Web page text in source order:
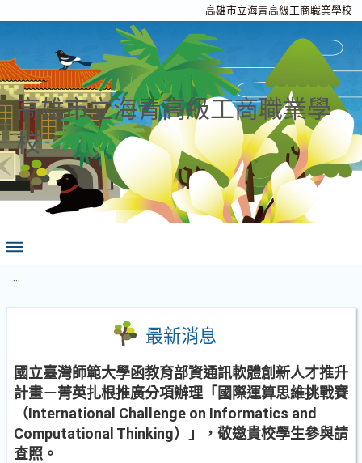
高雄市立海青高級工商職業學校
高雄市立海青高級工商職業學
校
:::
最新消息
國立臺灣師範大學函教育部資通訊軟體創新人才推升
計畫－菁英扎根推廣分項辦理「國際運算思維挑戰賽
（International Challenge on Informatics and
Computational Thinking）」，敬邀貴校學生參與請
查照。